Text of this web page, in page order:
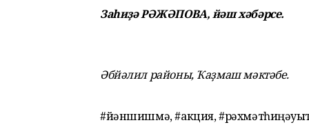
Заһиҙә РӘЖӘПОВА, йәш хәбәрсе.
Әбйәлил районы, Ҡаҙмаш мәктәбе.
#йәншишмә, #акция,